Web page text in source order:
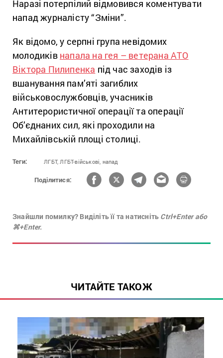
Наразі потерпілий відмовився коментувати
напад журналісту “Зміни”.
Як відомо, у серпні група невідомих
молодиків напала на гея – ветерана АТО
Віктора Пилипенка під час заходів із
вшанування пам’яті загиблих
військовослужбовців, учасників
Антитерористичної операції та операції
Об’єднаних сил, які проходили на
Михайлівській площі столиці.
Теги: ЛГБТ, ЛГБТ-військові, напад
Поділитися:
Знайшли помилку? Виділіть її та натисніть Ctrl+Enter або
⌘+Enter.
ЧИТАЙТЕ ТАКОЖ